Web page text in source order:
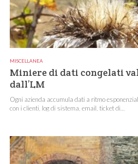
MISCELLANEA
Miniere di dati congelati
dall’LM
Ogni azienda accumula dati a ritmo
con i clienti, log di sistema, email, ticket di...